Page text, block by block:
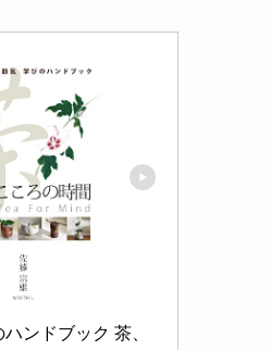
ンドブック 茶、